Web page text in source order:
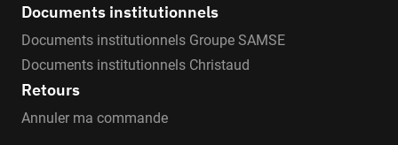
Documents institutionnels
Documents institutionnels Groupe SAMSE
Documents institutionnels Christaud
Retours
Annuler ma commande